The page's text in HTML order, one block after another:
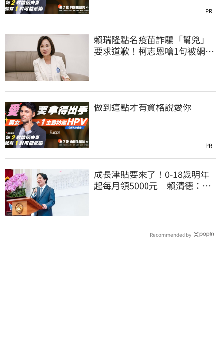
PR
賴瑞隆點名疫苗詐騙「幫兇」
要求道歉！柯志恩嗆1句被網罵
做到這點才有資格說愛你
PR
成長津貼要來了！0-18歲明年
起每月領5000元 賴清德：此
Recommended by